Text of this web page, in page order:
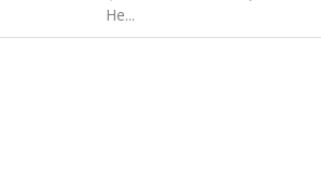
He...